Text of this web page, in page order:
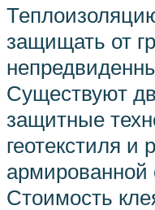
защищать от
Существуют
защитные
геотекстиля и
армированной
Стоимость